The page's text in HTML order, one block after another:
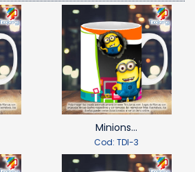
Minions...
Cod: TDI-3